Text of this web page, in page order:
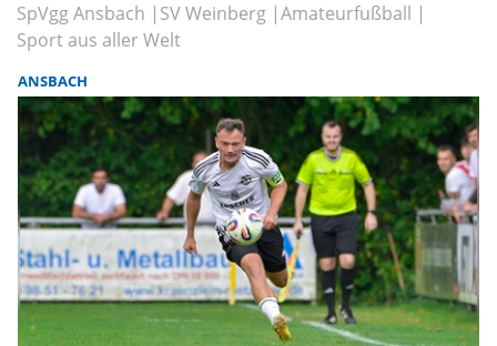
SpVgg Ansbach SV Weinberg Amateurfußball
Sport aus aller Welt
ANSBACH